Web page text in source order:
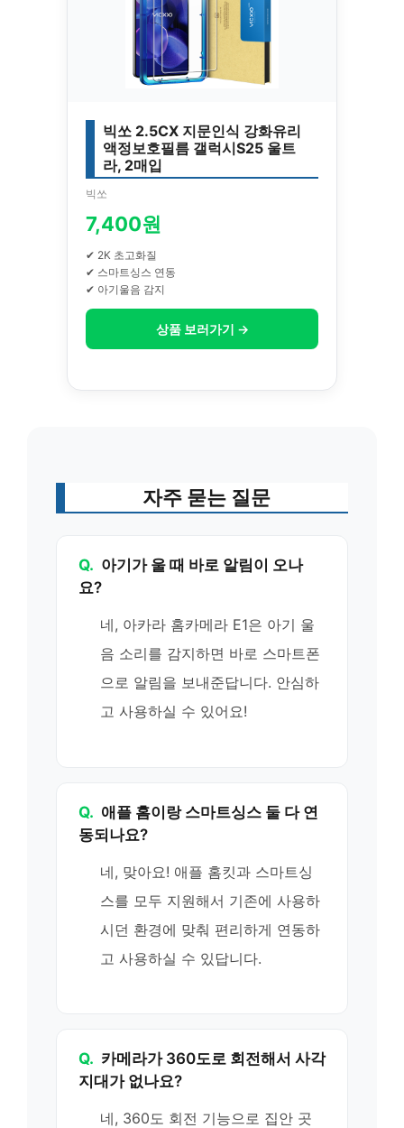
빅쏘 2.5CX 지문인식 강화유리
액정보호필름 갤럭시S25 울트
라, 2매입
빅쏘
7,400원
✔ 2K 초고화질
✔ 스마트싱스 연동
✔ 아기울음 감지
상품 보러가기 →
자주 묻는 질문
Q. 아기가 울 때 바로 알림이 오나
요?
네, 아카라 홈카메라 E1은 아기 울
음 소리를 감지하면 바로 스마트폰
으로 알림을 보내준답니다. 안심하
고 사용하실 수 있어요!
Q. 애플 홈이랑 스마트싱스 둘 다 연
동되나요?
네, 맞아요! 애플 홈킷과 스마트싱
스를 모두 지원해서 기존에 사용하
시던 환경에 맞춰 편리하게 연동하
고 사용하실 수 있답니다.
Q. 카메라가 360도로 회전해서 사각
지대가 없나요?
네, 360도 회전 기능으로 집안 곳